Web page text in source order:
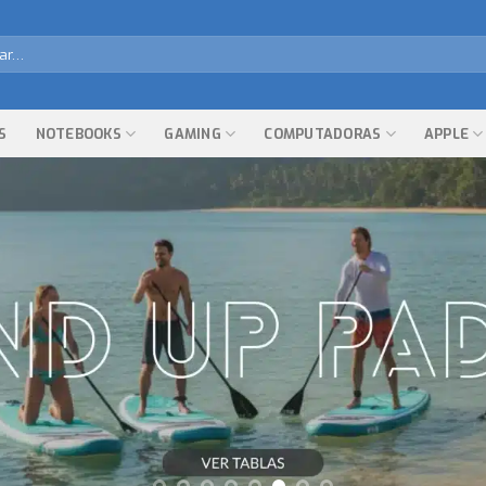
NOTEBOOKS GAMING COMPUTADORAS APPLE